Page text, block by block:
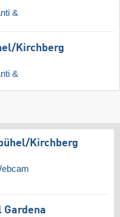
&
​Kirchberg
&
​Kirchberg
Gardena